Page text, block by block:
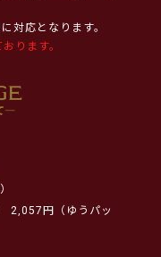
対応となります。
ります。
2,057円（ゆうパッ